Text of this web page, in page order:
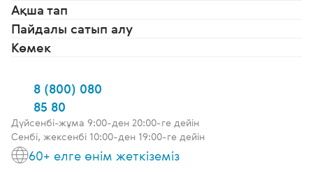
Ақша тап
Пайдалы сатып алу
Көмек
8 (800) 080
85 80
Дүйсенбі-жұма 9:00-ден 20:00-ге дейін
Сенбі, жексенбі 10:00-ден 19:00-ге дейін
60+ елге өнім жеткіземіз